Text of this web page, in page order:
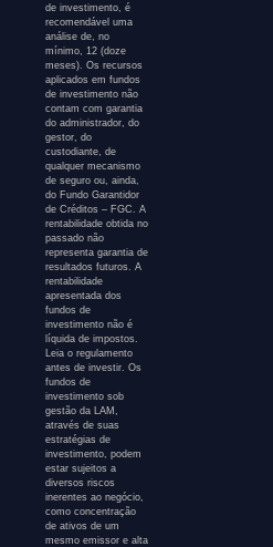
de investimento, é
recomendável uma
análise de, no
mínimo, 12 (doze
meses). Os recursos
aplicados em fundos
de investimento não
contam com garantia
do administrador, do
gestor, do
custodiante, de
qualquer mecanismo
de seguro ou, ainda,
do Fundo Garantidor
de Créditos – FGC. A
rentabilidade obtida no
passado não
representa garantia de
resultados futuros. A
rentabilidade
apresentada dos
fundos de
investimento não é
líquida de impostos.
Leia o regulamento
antes de investir. Os
fundos de
investimento sob
gestão da LAM,
através de suas
estratégias de
investimento, podem
estar sujeitos a
diversos riscos
inerentes ao negócio,
como concentração
de ativos de um
mesmo emissor e alta